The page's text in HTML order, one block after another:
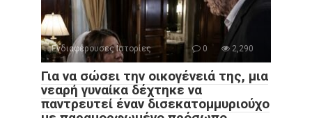
Ενδιαφέρουσες Ιστορίες 0 2,290
Για να σώσει την οικογένειά της, μια
νεαρή γυναίκα δέχτηκε να
παντρευτεί έναν δισεκατομμυριούχο